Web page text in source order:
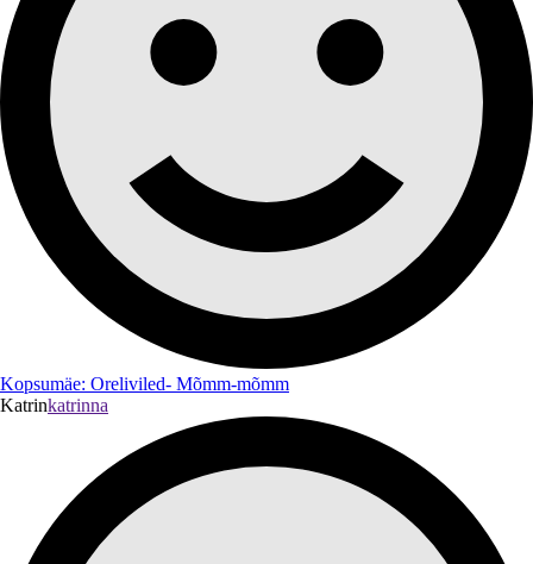
Kopsumäe: Oreliviled- Mõmm-mõmm
Katrinkatrinna